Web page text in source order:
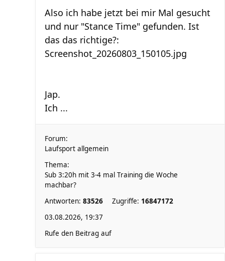
Also ich habe jetzt bei mir Mal gesucht
und nur "Stance Time" gefunden. Ist
das das richtige?:
Screenshot_20260803_150105.jpg
Jap.
Ich ...
Forum:
Laufsport allgemein
Thema:
Sub 3:20h mit 3-4 mal Training die Woche
machbar?
Antworten: 83526 Zugriffe: 16847172
03.08.2026, 19:37
Rufe den Beitrag auf